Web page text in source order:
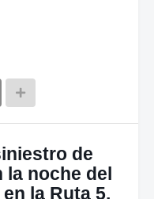
de
noche del
la Ruta 5,